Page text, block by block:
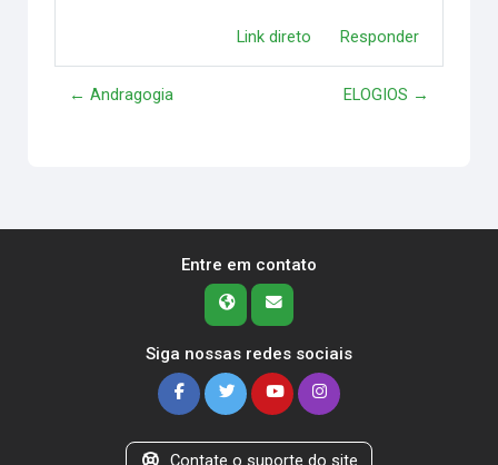
Link direto Responder
← Andragogia ELOGIOS →
Entre em contato
Siga nossas redes sociais
Contate o suporte do site